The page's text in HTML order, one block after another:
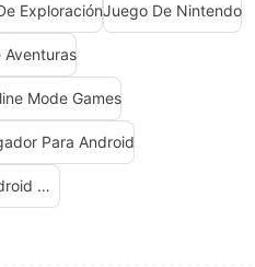
ExploraciónJuego De Nintendo
Aventuras
Mode Games
Para Android
Juegos De 2 Jugadores Para Android Gratis